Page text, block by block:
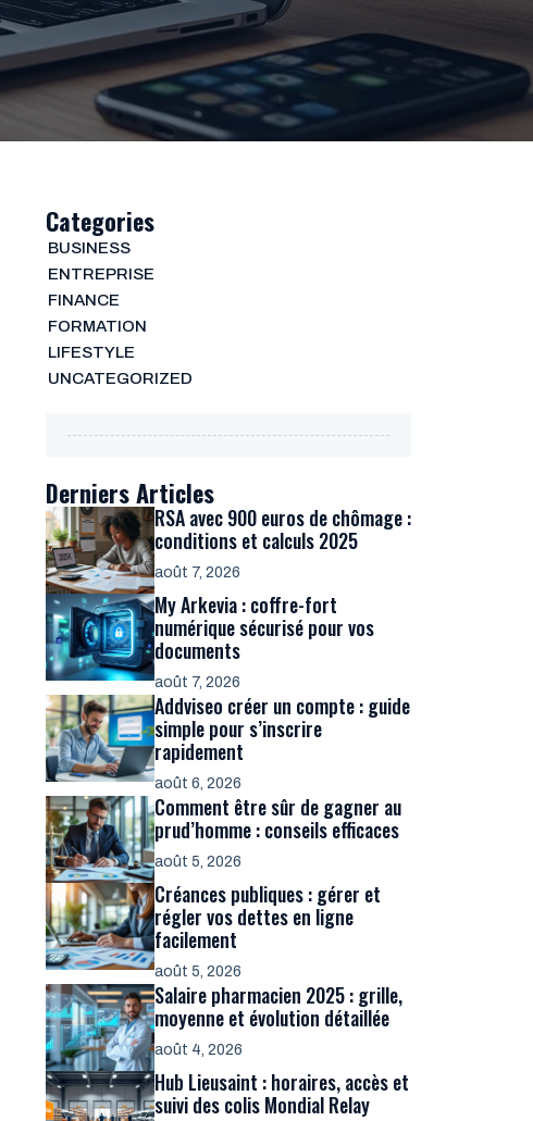
Categories
BUSINESS
ENTREPRISE
FINANCE
FORMATION
LIFESTYLE
UNCATEGORIZED
Derniers Articles
RSA avec 900 euros de chômage :
conditions et calculs 2025
août 7, 2026
My Arkevia : coffre-fort
numérique sécurisé pour vos
documents
août 7, 2026
Addviseo créer un compte : guide
simple pour s’inscrire
rapidement
août 6, 2026
Comment être sûr de gagner au
prud’homme : conseils efficaces
août 5, 2026
Créances publiques : gérer et
régler vos dettes en ligne
facilement
août 5, 2026
Salaire pharmacien 2025 : grille,
moyenne et évolution détaillée
août 4, 2026
Hub Lieusaint : horaires, accès et
suivi des colis Mondial Relay